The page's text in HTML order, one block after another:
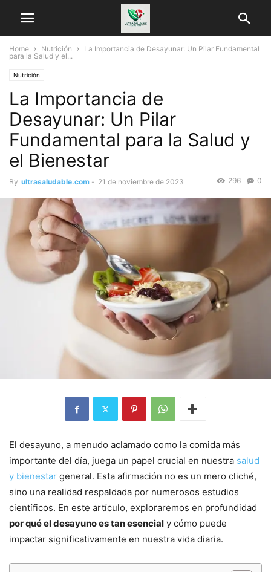
Home Nutrición
La Importancia de Desayunar: Un Pilar Fundamental
para la Salud y el...
Nutrición
La Importancia de
Desayunar: Un Pilar
Fundamental para la Salud y
el Bienestar
By ultrasaludable.com - 21 de noviembre de 2023 0
296
El desayuno, a menudo aclamado como la comida más
importante del día, juega un papel crucial en nuestra salud
y bienestar general. Esta afirmación no es un mero cliché,
sino una realidad respaldada por numerosos estudios
científicos. En este artículo, exploraremos en profundidad
por qué el desayuno es tan esencial y cómo puede
impactar significativamente en nuestra vida diaria.